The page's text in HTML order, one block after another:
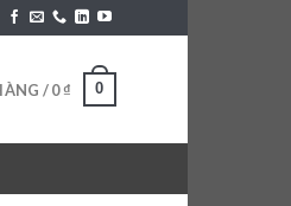
/0₫ 0